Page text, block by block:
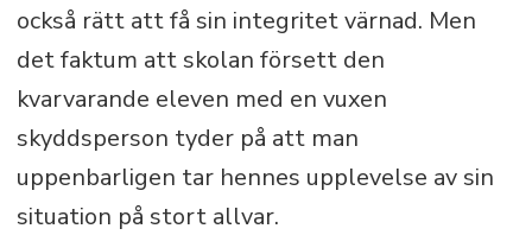
också rätt att få sin integritet värnad. Men
det faktum att skolan försett den
kvarvarande eleven med en vuxen
skyddsperson tyder på att man
uppenbarligen tar hennes upplevelse av sin
situation på stort allvar.